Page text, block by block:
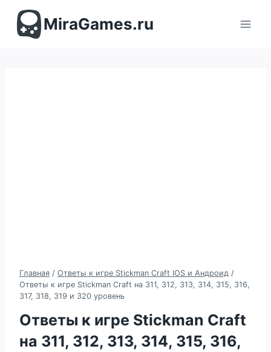
содержимомуMiraGames.ru
Главная / Ответы к игре Stickman Craft IOS и Андроид /
Ответы к игре Stickman Craft на 311, 312, 313, 314, 315, 316,
317, 318, 319 и 320 уровень
Ответы к игре Stickman Craft
на 311, 312, 313, 314, 315, 316,